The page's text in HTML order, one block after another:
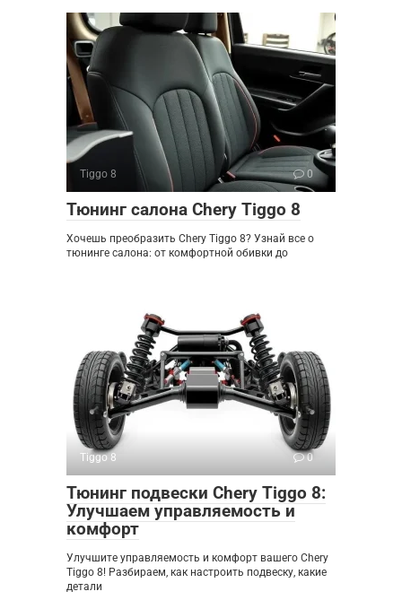
Tiggo 8 0
Тюнинг салона Chery Tiggo 8
Хочешь преобразить Chery Tiggo 8? Узнай все о
тюнинге салона: от комфортной обивки до
Tiggo 8 0
Тюнинг подвески Chery Tiggo 8:
Улучшаем управляемость и
комфорт
Улучшите управляемость и комфорт вашего Chery
Tiggo 8! Разбираем, как настроить подвеску, какие
детали